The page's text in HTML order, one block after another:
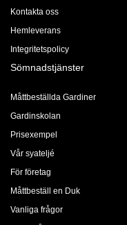
Kontakta oss
Hemleverans
Integritetspolicy
Sömnadstjänster
Måttbeställda Gardiner
Gardinskolan
Prisexempel
Vår syateljé
För företag
Måttbeställ en Duk
Vanliga frågor